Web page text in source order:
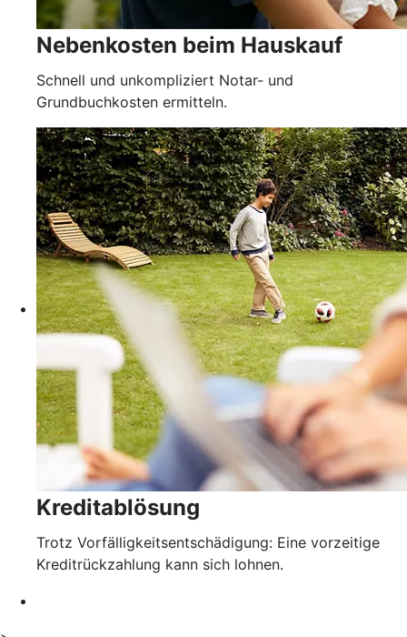
Nebenkosten beim Hauskauf
Schnell und unkompliziert Notar- und
Grundbuchkosten ermitteln.
Kreditablösung
Trotz Vorfälligkeitsentschädigung: Eine vorzeitige
Kreditrückzahlung kann sich lohnen.